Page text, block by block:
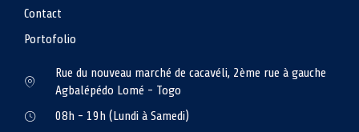
Contact
Portofolio
Rue du nouveau marché de cacavéli, 2ème rue à gauche
Agbalépédo Lomé - Togo
08h - 19h (Lundi à Samedi)